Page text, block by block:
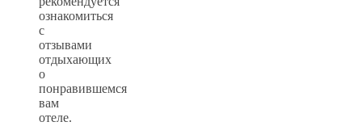
ознакомиться
с
отзывами
отдыхающих
о
понравившемся
вам
отеле.